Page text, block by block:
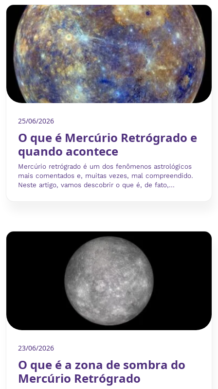
25/06/2026
O que é Mercúrio Retrógrado e
quando acontece
Mercúrio retrógrado é um dos fenômenos astrológicos
mais comentados e, muitas vezes, mal compreendido.
Neste artigo, vamos descobrir o que é, de fato,...
23/06/2026
O que é a zona de sombra do
Mercúrio Retrógrado